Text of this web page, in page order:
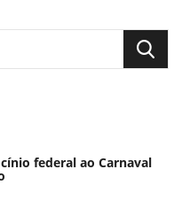
federal ao Carnaval